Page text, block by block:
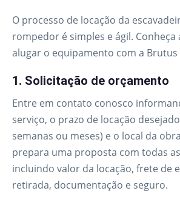
O processo de locação da
rompedor é simples e ágil. Conheça
alugar o equipamento com a
1. Solicitação de orçamento
Entre em contato conosco
serviço, o prazo de locação
semanas ou meses) e o local da
prepara uma proposta com todas
incluindo valor da locação, frete de
retirada, documentação e seguro.